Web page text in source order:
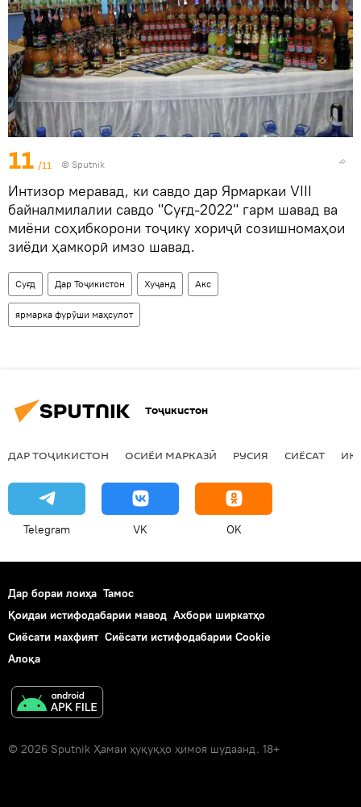
11 /11 © Sputnik
Интизор меравад, ки савдо дар Ярмаркаи VIII
байналмилалии савдо "Суғд-2022" гарм шавад ва
миёни соҳибкорони тоҷику хориҷӣ созишномаҳои
зиёди ҳамкорӣ имзо шавад.
Суғд Дар Тоҷикистон Хуҷанд Акс
ярмарка фурӯши маҳсулот
Тоҷикистон
ДАР ТОҶИКИСТОН ОСИЁИ МАРКАЗӢ РУСИЯ СИЁСАТ
Telegram VK OK
Дар бораи лоиҳа Тамос
Қоидаи истифодабарии мавод Ахбори ширкатҳо
Сиёсати махфият Сиёсати истифодабарии Cookie
Алоқа
© 2026 Sputnik Ҳамаи ҳуқуқҳо ҳимоя шудаанд. 18+